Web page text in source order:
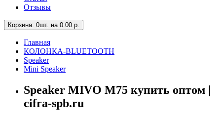
Отзывы
Корзина: 0шт. на 0.00 р.
Главная
КОЛОНКА-BLUETOOTH
Speaker
Mini Speaker
Speaker MIVO M75 купить оптом |
cifra-spb.ru